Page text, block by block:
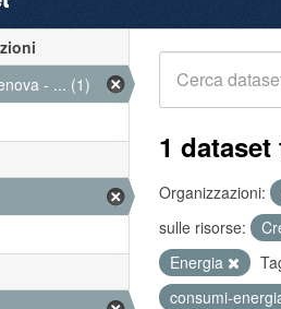
1
Organizzazioni:
sulle risorse:
Energia
consumi-
- ... (1)